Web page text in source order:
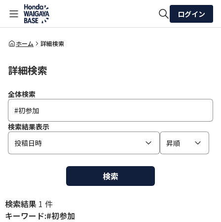
全体検索
ログイン
ホーム 詳細検索
詳細検索
全体検索
検索結果表示
投稿日時
昇順
検索
検索結果 1 件
キーワード:#初参加